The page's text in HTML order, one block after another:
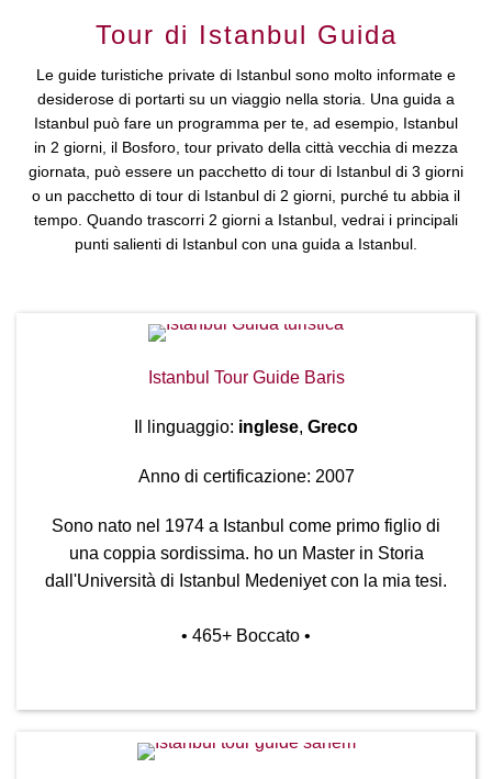
Tour di Istanbul Guida
Le guide turistiche private di Istanbul sono molto informate e
desiderose di portarti su un viaggio nella storia. Una guida a
Istanbul può fare un programma per te, ad esempio, Istanbul
in 2 giorni, il Bosforo, tour privato della città vecchia di mezza
giornata, può essere un pacchetto di tour di Istanbul di 3 giorni
o un pacchetto di tour di Istanbul di 2 giorni, purché tu abbia il
tempo. Quando trascorri 2 giorni a Istanbul, vedrai i principali
punti salienti di Istanbul con una guida a Istanbul.
Istanbul Tour Guide Baris
Il linguaggio: inglese, Greco
Anno di certificazione: 2007
Sono nato nel 1974 a Istanbul come primo figlio di
una coppia sordissima. ho un Master in Storia
dall'Università di Istanbul Medeniyet con la mia tesi.
• 465+ Boccato •